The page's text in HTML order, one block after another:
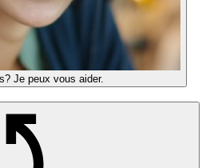
Je peux vous aider.